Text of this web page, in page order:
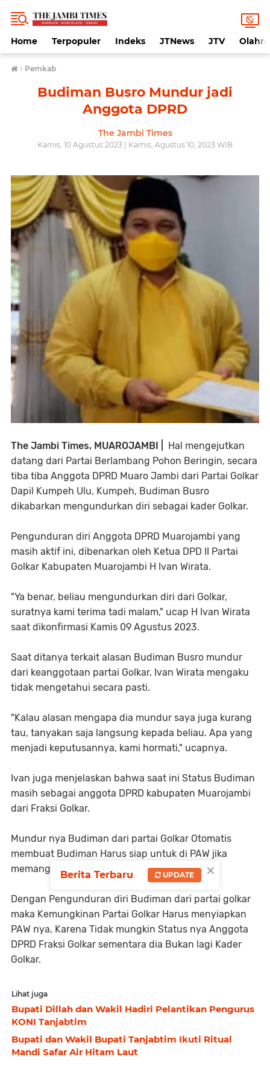
Home Terpopuler Indeks JTNews JTV
› Pemkab
Budiman Busro Mundur jadi
Anggota DPRD
The Jambi Times
Kamis, 10 Agustus 2023 | Kamis, Agustus 10, 2023 WIB
The Jambi Times, MUAROJAMBI |
Hal mengejutkan
datang dari Partai Berlambang Pohon Beringin, secara
tiba tiba Anggota DPRD Muaro Jambi dari Partai Golkar
Dapil Kumpeh Ulu, Kumpeh, Budiman Busro
dikabarkan mengundurkan diri sebagai kader Golkar.
Pengunduran diri Anggota DPRD Muarojambi yang
masih aktif ini, dibenarkan oleh Ketua DPD II Partai
Golkar Kabupaten Muarojambi H Ivan Wirata.
"Ya benar, beliau mengundurkan diri dari Golkar,
suratnya kami terima tadi malam," ucap H Ivan Wirata
saat dikonfirmasi Kamis 09 Agustus 2023.
Saat ditanya terkait alasan Budiman Busro mundur
dari keanggotaan partai Golkar, Ivan Wirata mengaku
tidak mengetahui secara pasti.
"Kalau alasan mengapa dia mundur saya juga kurang
tau, tanyakan saja langsung kepada beliau. Apa yang
menjadi keputusannya, kami hormati," ucapnya.
Ivan juga menjelaskan bahwa saat ini Status Budiman
masih sebagai anggota DPRD kabupaten Muarojambi
dari Fraksi Golkar.
Mundur nya Budiman dari partai Golkar Otomatis
membuat Budiman Harus siap untuk di PAW jika
memang nanti itu keputusan Partai.
Dengan Pengunduran diri Budiman dari partai golkar
maka Kemungkinan Partai Golkar Harus menyiapkan
PAW nya, Karena Tidak mungkin Status nya Anggota
DPRD Fraksi Golkar sementara dia Bukan lagi Kader
Golkar.
Lihat juga
Bupati Dillah dan Wakil Hadiri Pelantikan Pengurus
KONI Tanjabtim
Bupati dan Wakil Bupati Tanjabtim Ikuti Ritual
Mandi Safar Air Hitam Laut
×
Berita Terbaru UPDATE